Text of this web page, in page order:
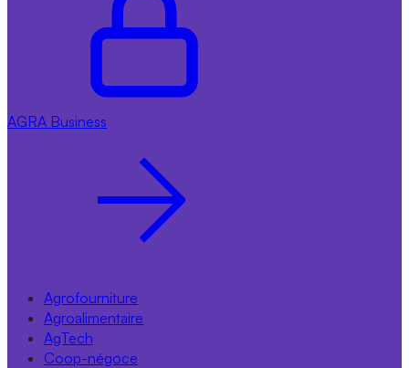
AGRA Business
Agrofourniture
Agroalimentaire
AgTech
Coop-négoce